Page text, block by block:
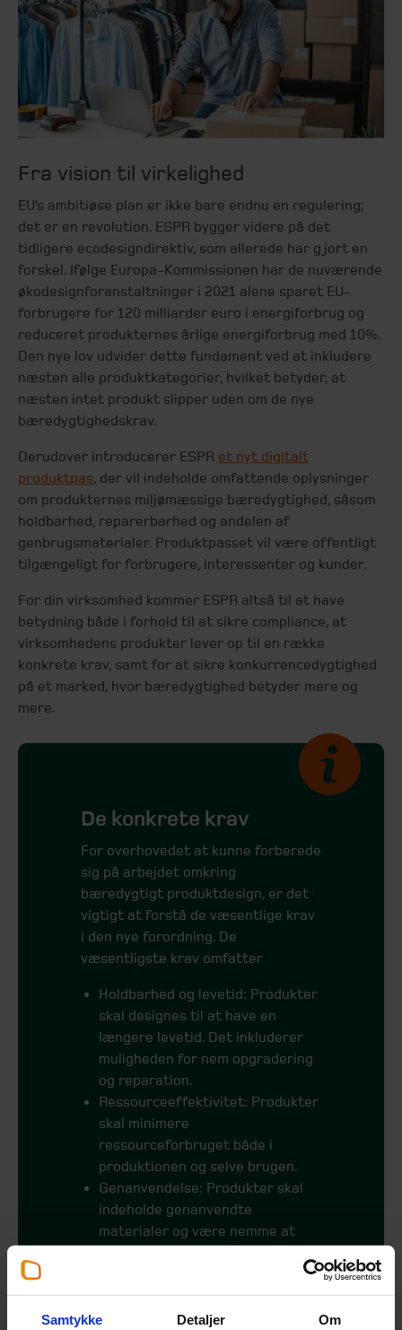
Samtykke Detaljer Om
Fra vision til virkelighed
EU’s ambitiøse plan er ikke bare endnu en regulering;
det er en revolution. ESPR bygger videre på det
tidligere ecodesigndirektiv, som allerede har gjort en
forskel. Ifølge Europa-Kommissionen har de nuværende
økodesignforanstaltninger i 2021 alene sparet EU-
forbrugere for 120 milliarder euro i energiforbrug og
reduceret produkternes årlige energiforbrug med 10%.
Den nye lov udvider dette fundament ved at inkludere
næsten alle produktkategorier, hvilket betyder, at
næsten intet produkt slipper uden om de nye
bæredygtighedskrav.
Derudover introducerer ESPR et nyt digitalt
produktpas, der vil indeholde omfattende oplysninger
om produkternes miljømæssige bæredygtighed, såsom
holdbarhed, reparerbarhed og andelen af
genbrugsmaterialer. Produktpasset vil være offentligt
tilgængeligt for forbrugere, interessenter og kunder.
For din virksomhed kommer ESPR altså til at have
betydning både i forhold til at sikre compliance, at
virksomhedens produkter lever op til en række
konkrete krav, samt for at sikre konkurrencedygtighed
på et marked, hvor bæredygtighed betyder mere og
mere.
De konkrete krav
For overhovedet at kunne forberede
sig på arbejdet omkring
bæredygtigt produktdesign, er det
vigtigt at forstå de væsentlige krav
i den nye forordning. De
væsentligste krav omfatter
Holdbarhed og levetid: Produkter
skal designes til at have en
længere levetid. Det inkluderer
muligheden for nem opgradering
og reparation.
Ressourceeffektivitet: Produkter
skal minimere
ressourceforbruget både i
produktionen og selve brugen.
Genanvendelse: Produkter skal
indeholde genanvendte
materialer og være nemme at
Miljøaftryk: Produkter skal
designes med det lavest mulige